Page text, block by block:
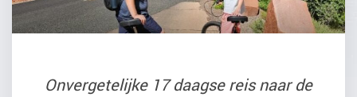
Onvergetelijke 17 daagse reis naar de